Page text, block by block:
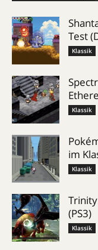
Test
Klassik
Klassik
im
Klassik
(PS3)
Klassik